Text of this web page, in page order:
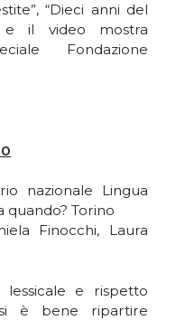
“Dieci anni del
e il video mostra
Fondazione
nazionale Lingua
quando? Torino
Finocchi, Laura
lessicale e rispetto
è bene ripartire